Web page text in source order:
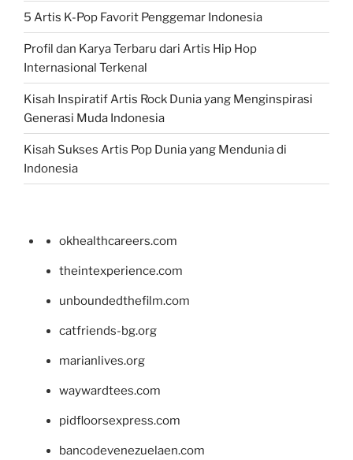
5 Artis K-Pop Favorit Penggemar Indonesia
Profil dan Karya Terbaru dari Artis Hip Hop
Internasional Terkenal
Kisah Inspiratif Artis Rock Dunia yang Menginspirasi
Generasi Muda Indonesia
Kisah Sukses Artis Pop Dunia yang Mendunia di
Indonesia
okhealthcareers.com
theintexperience.com
unboundedthefilm.com
catfriends-bg.org
marianlives.org
waywardtees.com
pidfloorsexpress.com
bancodevenezuelaen.com